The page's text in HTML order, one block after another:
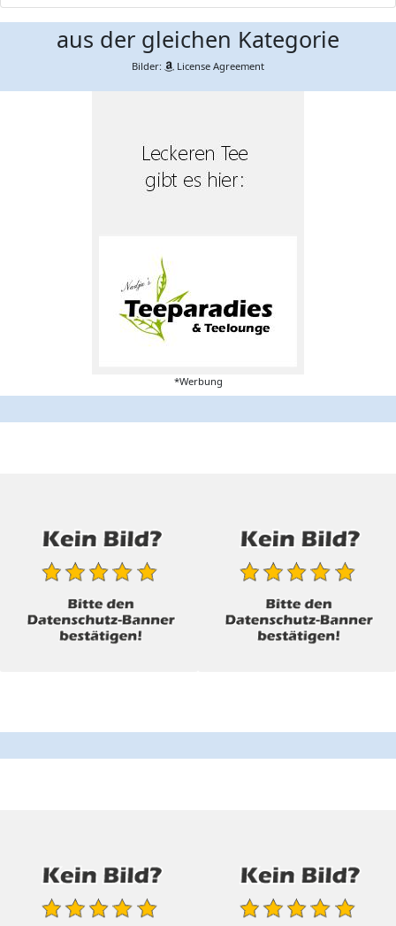
aus der gleichen Kategorie
Bilder: License Agreement
*Werbung